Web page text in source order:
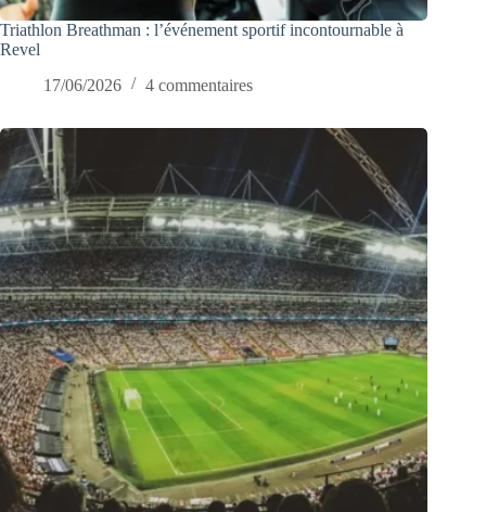
Triathlon Breathman : l’événement sportif incontournable à
Revel
17/06/2026
4 commentaires